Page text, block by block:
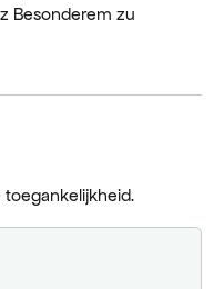
Besonderem zu
toegankelijkheid.